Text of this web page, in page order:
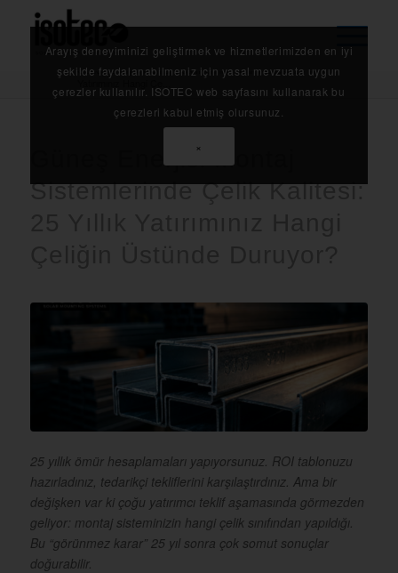
Anasayfa / Blog /
Güneş Enerjisi Montaj Sistemlerinde Çelik Kalitesi: 25 Yıllık
Yatırımınız Hangi Çe...
Güneş Enerjisi Montaj
Sistemlerinde Çelik Kalitesi:
25 yıllık ömür hesaplamaları yapıyorsunuz. ROI tablonuzu
hazırladınız, tedarikçi tekliflerini karşılaştırdınız. Ama bir
değişken var ki çoğu yatırımcı teklif aşamasında görmezden
geliyor: montaj sisteminizin hangi çelik sınıfından yapıldığı.
Bu “görünmez karar” 25 yıl sonra çok somut sonuçlar
doğurabilir.
Arayış deneyiminizi geliştirmek ve hizmetlerimizden en iyi
şekilde faydalanabilmeniz için yasal mevzuata uygun
çerezler kullanılır. ISOTEC web sayfasını kullanarak bu
çerezleri kabul etmiş olursunuz.
×